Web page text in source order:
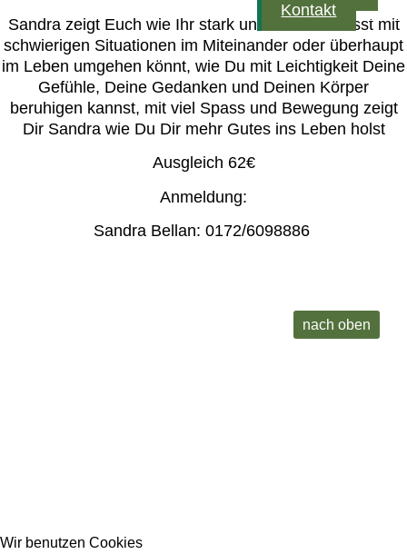
Kontakt
Sandra zeigt Euch wie Ihr stark und selbstbewusst mit
schwierigen Situationen im Miteinander oder überhaupt
im Leben umgehen könnt, wie Du mit Leichtigkeit Deine
Gefühle, Deine Gedanken und Deinen Körper
beruhigen kannst, mit viel Spass und Bewegung zeigt
Dir Sandra wie Du Dir mehr Gutes ins Leben holst
Ausgleich 62€
Anmeldung:
Sandra Bellan: 0172/6098886
nach oben
Wir benutzen Cookies